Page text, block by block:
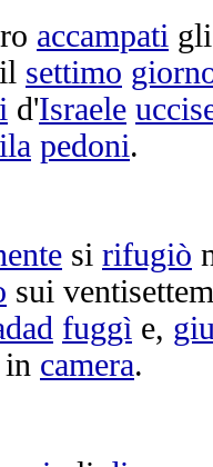
accampati
settimo
d'Israele
pedoni.
si rifugiò
sui
fuggì e,
in camera.